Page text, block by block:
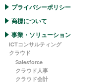
プライバシーポリシー
商標について
事業・ソリューション
ICTコンサルティング
クラウド
Salesforce
クラウド人事
クラウド会計